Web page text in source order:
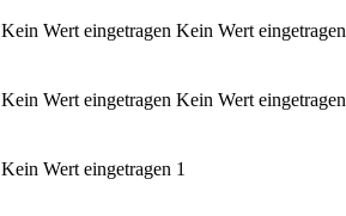
Kein Wert eingetragen Kein Wert eingetragen
Kein Wert eingetragen Kein Wert eingetragen
Kein Wert eingetragen 1